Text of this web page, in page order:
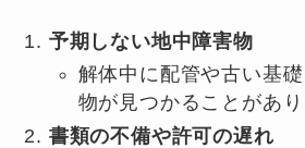
予期しない地中障害物
解体中に配管や古い基
物が見つかることがあり
書類の不備や許可の遅れ